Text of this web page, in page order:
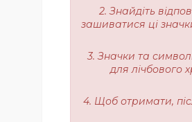
2. Знайдіть
зашиватися ці
3. Значки та
для лічбового
4. Щоб отримати,